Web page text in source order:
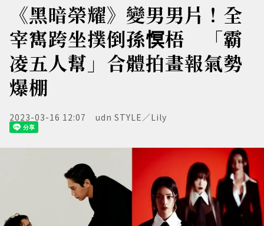
《黑暗榮耀》變男男片！全
宰寯跨坐撲倒孫慏梧 「霸
凌五人幫」合體拍畫報氣勢
爆棚
2023-03-16 12:07 udn STYLE／Lily